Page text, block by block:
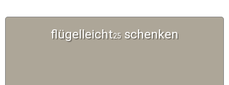
flügelleicht25schenken